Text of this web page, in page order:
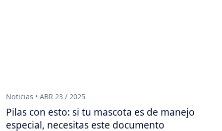
Noticias • ABR 23 / 2025
Pilas con esto: si tu mascota es de manejo
especial, necesitas este documento